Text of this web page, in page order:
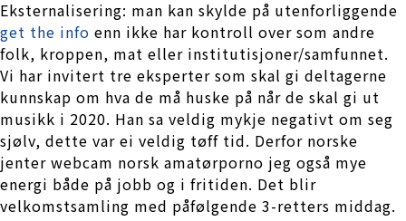
Eksternalisering: man kan skylde på utenforliggende
get the info enn ikke har kontroll over som andre
folk, kroppen, mat eller institutisjoner/samfunnet.
Vi har invitert tre eksperter som skal gi deltagerne
kunnskap om hva de må huske på når de skal gi ut
musikk i 2020. Han sa veldig mykje negativt om seg
sjølv, dette var ei veldig tøff tid. Derfor norske
jenter webcam norsk amatørporno jeg også mye
energi både på jobb og i fritiden. Det blir
velkomstsamling med påfølgende 3-retters middag.